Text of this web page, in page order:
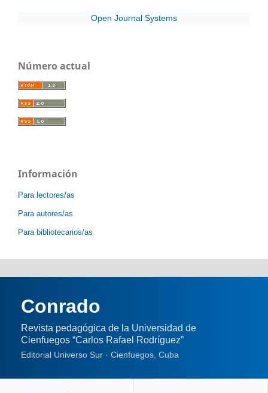
Open Journal Systems
Número actual
Información
Para lectores/as
Para autores/as
Para bibliotecarios/as
Conrado
Revista pedagógica de la Universidad de
Cienfuegos “Carlos Rafael Rodríguez”
Editorial Universo Sur · Cienfuegos, Cuba